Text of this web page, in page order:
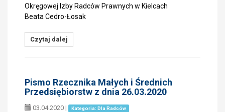
Okręgowej Izby Radców Prawnych w Kielcach
Beata Cedro-Łosak
Czytaj dalej
Pismo Rzecznika Małych i Średnich
Przedsiębiorstw z dnia 26.03.2020
03.04.2020 | Kategoria: Dla Radców